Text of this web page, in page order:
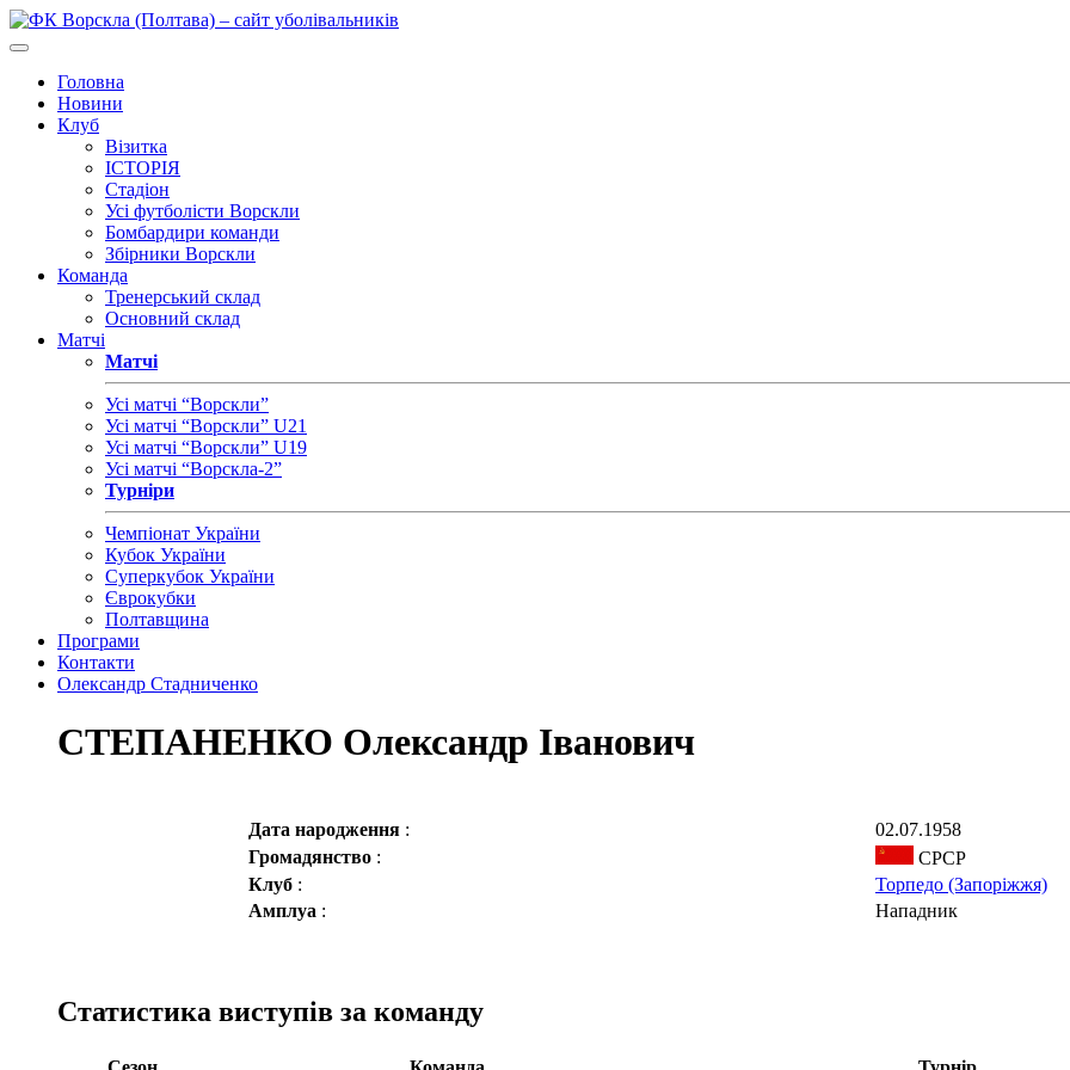
Головна
Новини
Клуб
Візитка
ІСТОРІЯ
Стадіон
Усі футболісти Ворскли
Бомбардири команди
Збірники Ворскли
Команда
Тренерський склад
Основний склад
Матчі
Матчі
Усі матчі “Ворскли”
Усі матчі “Ворскли” U21
Усі матчі “Ворскли” U19
Усі матчі “Ворскла-2”
Турніри
Чемпіонат України
Кубок України
Суперкубок України
Єврокубки
Полтавщина
Програми
Контакти
Олександр Стадниченко
СТЕПАНЕНКО Олександр Іванович
Дата народження :
02.07.1958
Громадянство :
СРСР
Клуб :
Торпедо (Запоріжжя)
Амплуа : Нападник
Статистика виступів за команду